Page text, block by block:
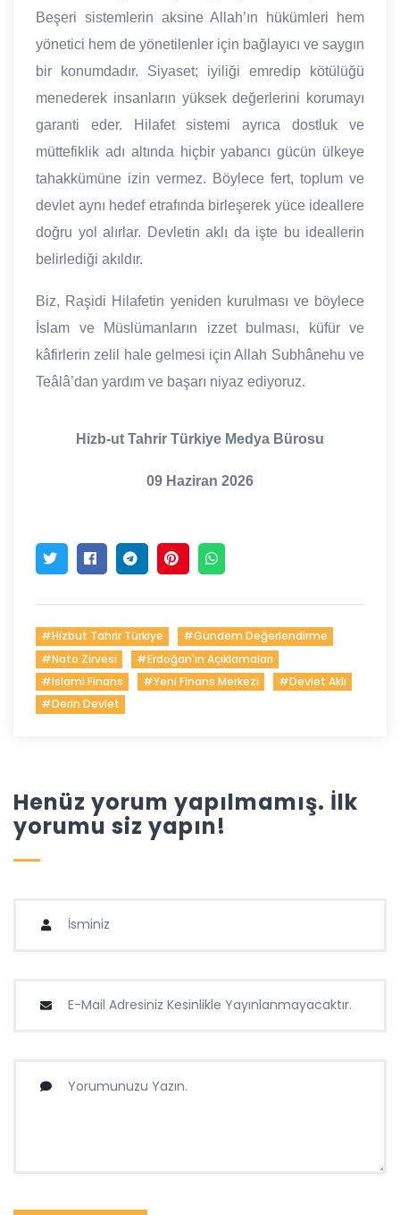
Beşeri sistemlerin aksine Allah’ın hükümleri hem
yönetici hem de yönetilenler için bağlayıcı ve saygın
bir konumdadır. Siyaset; iyiliği emredip kötülüğü
menederek insanların yüksek değerlerini korumayı
garanti eder. Hilafet sistemi ayrıca dostluk ve
müttefiklik adı altında hiçbir yabancı gücün ülkeye
tahakkümüne izin vermez. Böylece fert, toplum ve
devlet aynı hedef etrafında birleşerek yüce ideallere
doğru yol alırlar. Devletin aklı da işte bu ideallerin
belirlediği akıldır.
Biz, Raşidi Hilafetin yeniden kurulması ve böylece
İslam ve Müslümanların izzet bulması, küfür ve
kâfirlerin zelil hale gelmesi için Allah Subhânehu ve
Teâlâ’dan yardım ve başarı niyaz ediyoruz.
Hizb-ut Tahrir Türkiye Medya Bürosu
09 Haziran 2026
#hizbut Tahrir Türkiye
#gündem Değerlendirme
#nato Zirvesi
#erdoğan'ın Açıklamaları
#islami Finans
#yeni Finans Merkezi
#devlet Aklı
#derin Devlet
Henüz yorum yapılmamış. İlk
yorumu siz yapın!